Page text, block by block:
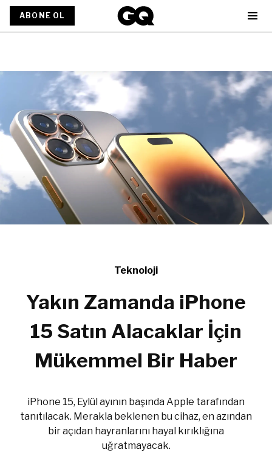
ABONE OL
Teknoloji
Yakın Zamanda iPhone
15 Satın Alacaklar İçin
Mükemmel Bir Haber
iPhone 15, Eylül ayının başında Apple tarafından
tanıtılacak. Merakla beklenen bu cihaz, en azından
bir açıdan hayranlarını hayal kırıklığına
uğratmayacak.